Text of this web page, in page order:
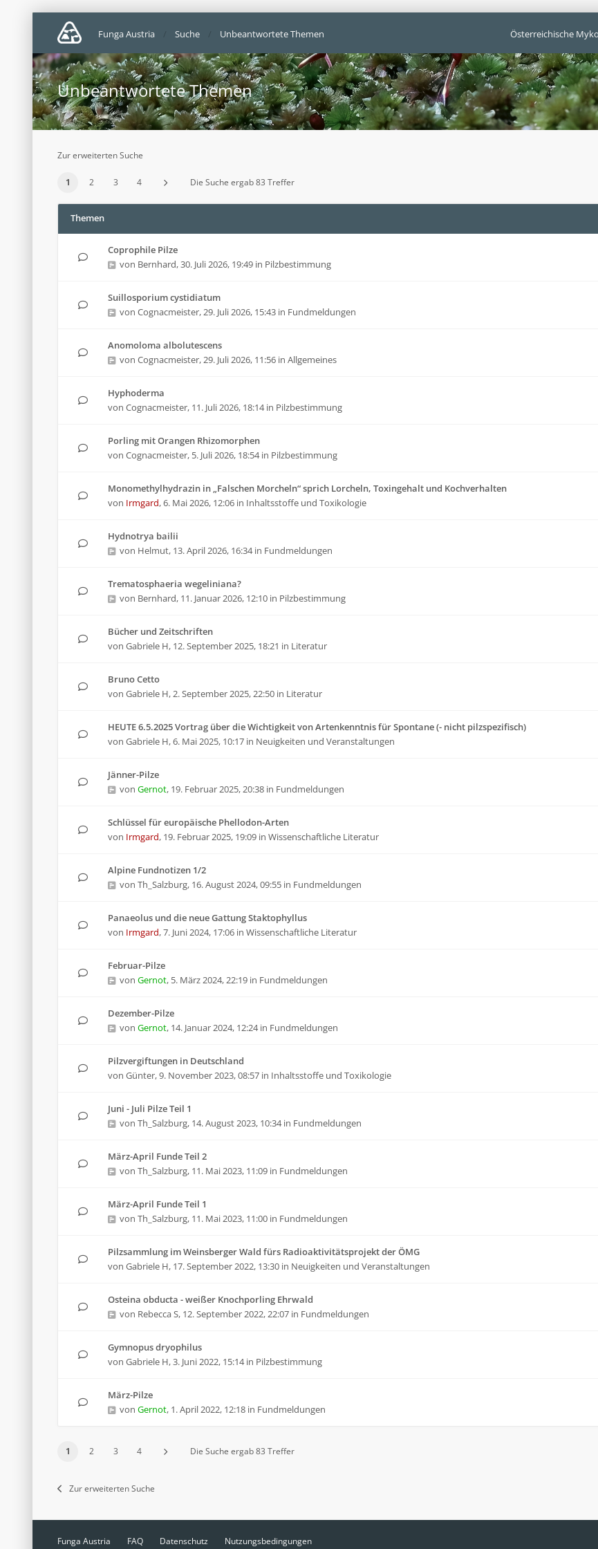
Österreichische
Funga Austria Suche Unbeantwortete Themen
Unbeantwortete Themen
Zur erweiterten Suche
1 2 3 4 Die Suche ergab 83 Treffer
Themen
Coprophile Pilze
von Bernhard,30. Juli 2026, 19:49 in Pilzbestimmung
Suillosporium cystidiatum
von Cognacmeister,29. Juli 2026, 15:43 in Fundmeldungen
Anomoloma albolutescens
von Cognacmeister,29. Juli 2026, 11:56 in Allgemeines
Hyphoderma
von Cognacmeister, 11. Juli 2026, 18:14in Pilzbestimmung
Porling mit Orangen Rhizomorphen
von Cognacmeister, 5. Juli 2026, 18:54in Pilzbestimmung
Monomethylhydrazin in „Falschen Morcheln“ sprich Lorcheln, Toxingehalt und Kochverhalten
von Irmgard,6. Mai 2026, 12:06 in Inhaltsstoffe und Toxikologie
Hydnotrya bailii
von Helmut, 13. April 2026, 16:34in Fundmeldungen
Trematosphaeria wegeliniana?
von Bernhard, 11. Januar 2026, 12:10 in Pilzbestimmung
Bücher und Zeitschriften
von Gabriele H, 12. September 2025, 18:21 in Literatur
Bruno Cetto
von Gabriele H,2. September 2025, 22:50 in Literatur
HEUTE 6.5.2025 Vortrag über die Wichtigkeit von Artenkenntnis für Spontane (- nicht pilzspezifisch)
von Gabriele H,6. Mai 2025, 10:17 in Neuigkeiten und Veranstaltungen
Jänner-Pilze
von Gernot, 19. Februar 2025, 20:38 in Fundmeldungen
Schlüssel für europäische Phellodon-Arten
von Irmgard, 19. Februar 2025, 19:09 in Wissenschaftliche Literatur
Alpine Fundnotizen 1/2
von Th_Salzburg, 16. August 2024, 09:55 in Fundmeldungen
Panaeolus und die neue Gattung Staktophyllus
von Irmgard,7. Juni 2024, 17:06 in Wissenschaftliche Literatur
Februar-Pilze
von Gernot, 5. März 2024, 22:19 in Fundmeldungen
Dezember-Pilze
von Gernot, 14. Januar 2024, 12:24in Fundmeldungen
Pilzvergiftungen in Deutschland
von Günter,9. November 2023, 08:57 in Inhaltsstoffe und Toxikologie
Juni - Juli Pilze Teil 1
von Th_Salzburg, 14. August 2023, 10:34in Fundmeldungen
März-April Funde Teil 2
von Th_Salzburg, 11. Mai 2023, 11:09 in Fundmeldungen
März-April Funde Teil 1
von Th_Salzburg, 11. Mai 2023, 11:00 in Fundmeldungen
Pilzsammlung im Weinsberger Wald fürs Radioaktivitätsprojekt der ÖMG
von Gabriele H, 17. September 2022, 13:30 in Neuigkeiten und Veranstaltungen
Osteina obducta - weißer Knochporling Ehrwald
von Rebecca S, 12. September 2022, 22:07 in Fundmeldungen
Gymnopus dryophilus
von Gabriele H,3. Juni 2022, 15:14in Pilzbestimmung
März-Pilze
von Gernot, 1. April 2022, 12:18 in Fundmeldungen
1 2 3 4 Die Suche ergab 83 Treffer
Zur erweiterten Suche
Funga Austria FAQ Datenschutz Nutzungsbedingungen